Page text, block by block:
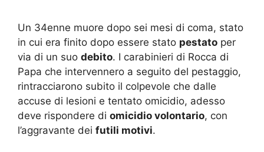
Un 34enne muore dopo sei mesi di coma, stato
in cui era finito dopo essere stato pestato per
via di un suo debito. I carabinieri di Rocca di
Papa che intervennero a seguito del pestaggio,
rintracciarono subito il colpevole che dalle
accuse di lesioni e tentato omicidio, adesso
deve rispondere di omicidio volontario, con
l’aggravante dei futili motivi.